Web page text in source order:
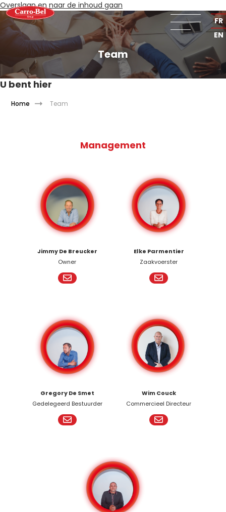
FR
EN
Overslaan en naar de inhoud gaan
Team
U bent hier
Home Team
Management
Jimmy De Breucker
Owner
Elke Parmentier
Zaakvoerster
Gregory De Smet
Gedelegeerd Bestuurder
Wim Couck
Commercieel Directeur